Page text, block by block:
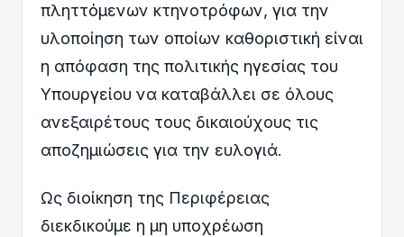
πληττόμενων κτηνοτρόφων, για την
υλοποίηση των οποίων καθοριστική είναι
η απόφαση της πολιτικής ηγεσίας του
Υπουργείου να καταβάλλει σε όλους
ανεξαιρέτους τους δικαιούχους τις
αποζημιώσεις για την ευλογιά.
Ως διοίκηση της Περιφέρειας
διεκδικούμε η μη υποχρέωση